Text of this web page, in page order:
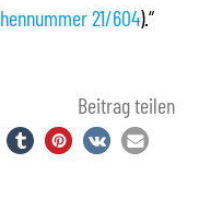
21/604).“
Beitrag teilen